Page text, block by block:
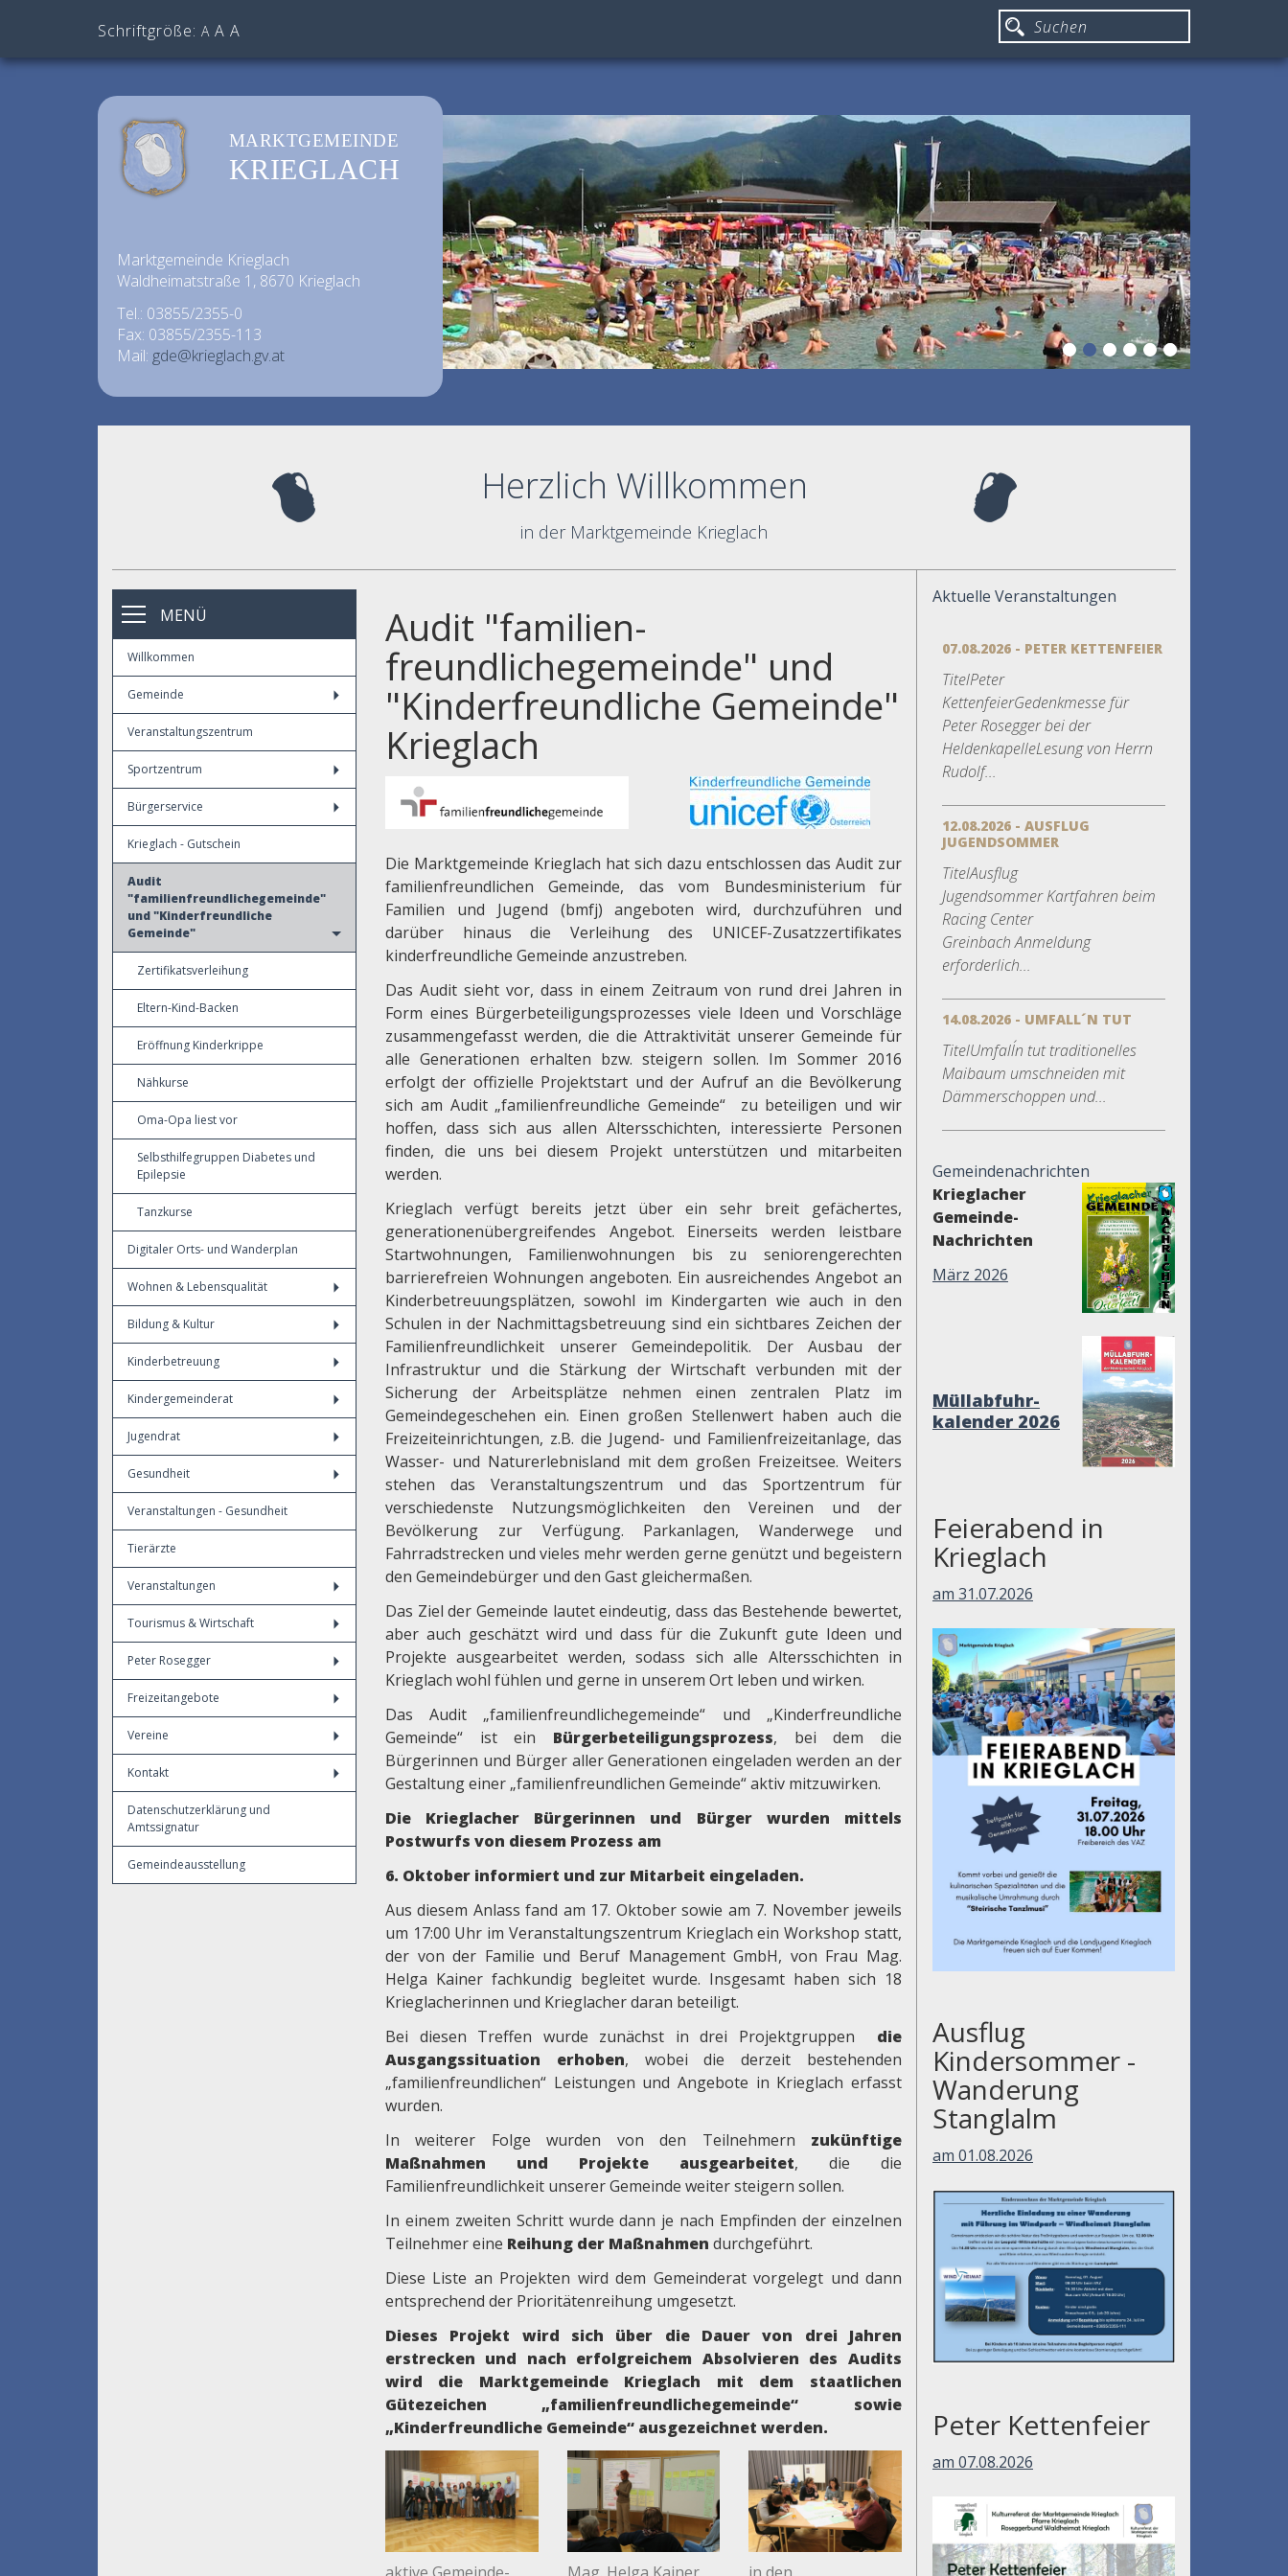
Schriftgröße: A A A
MARKTGEMEINDE
KRIEGLACH
Marktgemeinde Krieglach
Waldheimatstraße 1, 8670 Krieglach
Tel.: 03855/2355-0
Fax: 03855/2355-113
Mail: gde@krieglach.gv.at
Herzlich Willkommen
in der Marktgemeinde Krieglach
MENÜ
Willkommen
Gemeinde
Veranstaltungszentrum
Sportzentrum
Bürgerservice
Krieglach - Gutschein
Audit
"familienfreundlichegemeinde"
und "Kinderfreundliche
Gemeinde"
Zertifikatsverleihung
Eltern-Kind-Backen
Eröffnung Kinderkrippe
Nähkurse
Oma-Opa liest vor
Selbsthilfegruppen Diabetes und
Epilepsie
Tanzkurse
Digitaler Orts- und Wanderplan
Wohnen & Lebensqualität
Bildung & Kultur
Kinderbetreuung
Kindergemeinderat
Jugendrat
Gesundheit
Veranstaltungen - Gesundheit
Tierärzte
Veranstaltungen
Tourismus & Wirtschaft
Peter Rosegger
Freizeitangebote
Vereine
Kontakt
Datenschutzerklärung und
Amtssignatur
Gemeindeausstellung
Audit "familien-
freundlichegemeinde" und
"Kinderfreundliche Gemeinde"
Krieglach
Die Marktgemeinde Krieglach hat sich dazu entschlossen das Audit zur
familienfreundlichen Gemeinde, das vom Bundesministerium für
Familien und Jugend (bmfj) angeboten wird, durchzuführen und
darüber hinaus die Verleihung des UNICEF-Zusatzzertifikates
kinderfreundliche Gemeinde anzustreben.
Das Audit sieht vor, dass in einem Zeitraum von rund drei Jahren in
Form eines Bürgerbeteiligungsprozesses viele Ideen und Vorschläge
zusammengefasst werden, die die Attraktivität unserer Gemeinde für
alle Generationen erhalten bzw. steigern sollen. Im Sommer 2016
erfolgt der offizielle Projektstart und der Aufruf an die Bevölkerung
sich am Audit „familienfreundliche Gemeinde“ zu beteiligen und wir
hoffen, dass sich aus allen Altersschichten, interessierte Personen
finden, die uns bei diesem Projekt unterstützen und mitarbeiten
werden.
Krieglach verfügt bereits jetzt über ein sehr breit gefächertes,
generationenübergreifendes Angebot. Einerseits werden leistbare
Startwohnungen, Familienwohnungen bis zu seniorengerechten
barrierefreien Wohnungen angeboten. Ein ausreichendes Angebot an
Kinderbetreuungsplätzen, sowohl im Kindergarten wie auch in den
Schulen in der Nachmittagsbetreuung sind ein sichtbares Zeichen der
Familienfreundlichkeit unserer Gemeindepolitik. Der Ausbau der
Infrastruktur und die Stärkung der Wirtschaft verbunden mit der
Sicherung der Arbeitsplätze nehmen einen zentralen Platz im
Gemeindegeschehen ein. Einen großen Stellenwert haben auch die
Freizeiteinrichtungen, z.B. die Jugend- und Familienfreizeitanlage, das
Wasser- und Naturerlebnisland mit dem großen Freizeitsee. Weiters
stehen das Veranstaltungszentrum und das Sportzentrum für
verschiedenste Nutzungsmöglichkeiten den Vereinen und der
Bevölkerung zur Verfügung. Parkanlagen, Wanderwege und
Fahrradstrecken und vieles mehr werden gerne genützt und begeistern
den Gemeindebürger und den Gast gleichermaßen.
Das Ziel der Gemeinde lautet eindeutig, dass das Bestehende bewertet,
aber auch geschätzt wird und dass für die Zukunft gute Ideen und
Projekte ausgearbeitet werden, sodass sich alle Altersschichten in
Krieglach wohl fühlen und gerne in unserem Ort leben und wirken.
Das Audit „familienfreundlichegemeinde“ und „Kinderfreundliche
Gemeinde“ ist ein Bürgerbeteiligungsprozess, bei dem die
Bürgerinnen und Bürger aller Generationen eingeladen werden an der
Gestaltung einer „familienfreundlichen Gemeinde“ aktiv mitzuwirken.
Die Krieglacher Bürgerinnen und Bürger wurden mittels
Postwurfs von diesem Prozess am
6. Oktober informiert und zur Mitarbeit eingeladen.
Aus diesem Anlass fand am 17. Oktober sowie am 7. November jeweils
um 17:00 Uhr im Veranstaltungszentrum Krieglach ein Workshop statt,
der von der Familie und Beruf Management GmbH, von Frau Mag.
Helga Kainer fachkundig begleitet wurde. Insgesamt haben sich 18
Krieglacherinnen und Krieglacher daran beteiligt.
Bei diesen Treffen wurde zunächst in drei Projektgruppen die
Ausgangssituation erhoben, wobei die derzeit bestehenden
„familienfreundlichen“ Leistungen und Angebote in Krieglach erfasst
wurden.
In weiterer Folge wurden von den Teilnehmern zukünftige
Maßnahmen und Projekte ausgearbeitet, die die
Familienfreundlichkeit unserer Gemeinde weiter steigern sollen.
In einem zweiten Schritt wurde dann je nach Empfinden der einzelnen
Teilnehmer eine Reihung der Maßnahmen durchgeführt.
Diese Liste an Projekten wird dem Gemeinderat vorgelegt und dann
entsprechend der Prioritätenreihung umgesetzt.
Dieses Projekt wird sich über die Dauer von drei Jahren
erstrecken und nach erfolgreichem Absolvieren des Audits
wird die Marktgemeinde Krieglach mit dem staatlichen
Gütezeichen „familienfreundlichegemeinde“ sowie
„Kinderfreundliche Gemeinde“ ausgezeichnet werden.
Aktuelle Veranstaltungen
07.08.2026 - PETER KETTENFEIER
TitelPeter
KettenfeierGedenkmesse für
Peter Rosegger bei der
HeldenkapelleLesung von Herrn
Rudolf...
12.08.2026 - AUSFLUG
JUGENDSOMMER
TitelAusflug
Jugendsommer Kartfahren beim
Racing Center
Greinbach Anmeldung
erforderlich...
14.08.2026 - UMFALL´N TUT
TitelUmfall´n tut traditionelles
Maibaum umschneiden mit
Dämmerschoppen und...
Gemeindenachrichten
Krieglacher
Gemeinde-
Nachrichten
März 2026
Müllabfuhr-
kalender 2026
Feierabend in
Krieglach
am 31.07.2026
Ausflug
Kindersommer -
Wanderung
Stanglalm
am 01.08.2026
Peter Kettenfeier
am 07.08.2026